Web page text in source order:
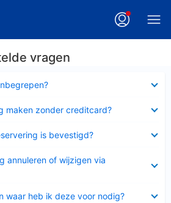
vragen
maken zonder creditcard?
is bevestigd?
annuleren of wijzigen via
waar heb ik deze voor nodig?